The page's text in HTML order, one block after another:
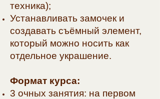
техника);
Устанавливать замочек и
создавать съёмный элемент,
который можно носить как
отдельное украшение.
Формат курса:
3 очных занятия: на первом